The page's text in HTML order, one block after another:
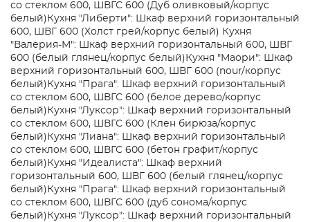
со стеклом 600, ШВГС 600 (Дуб оливковый/корпус
белый) Кухня "Либерти": Шкаф верхний горизонтальный
600, ШВГ 600 (Холст грей/корпус белый) Кухня
"Валерия-М": Шкаф верхний горизонтальный 600, ШВГ
600 (белый глянец/корпус белый) Кухня "Маори": Шкаф
верхний горизонтальный 600, ШВГ 600 (nour/корпус
белый) Кухня "Прага": Шкаф верхний горизонтальный
со стеклом 600, ШВГС 600 (белое дерево/корпус
белый) Кухня "Луксор": Шкаф верхний горизонтальный
со стеклом 600, ШВГС 600 (Клен бирюза/корпус
белый) Кухня "Лиана": Шкаф верхний горизонтальный
со стеклом 600, ШВГС 600 (бетон графит/корпус
белый) Кухня "Идеалиста": Шкаф верхний
горизонтальный 600, ШВГ 600 (белый глянец/корпус
белый) Кухня "Прага": Шкаф верхний горизонтальный
со стеклом 600, ШВГС 600 (дуб сонома/корпус
белый) Кухня "Луксор": Шкаф верхний горизонтальный